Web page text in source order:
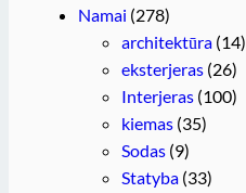
Namai (278)
architektūra (14)
eksterjeras (26)
Interjeras (100)
kiemas (35)
Sodas (9)
Statyba (33)